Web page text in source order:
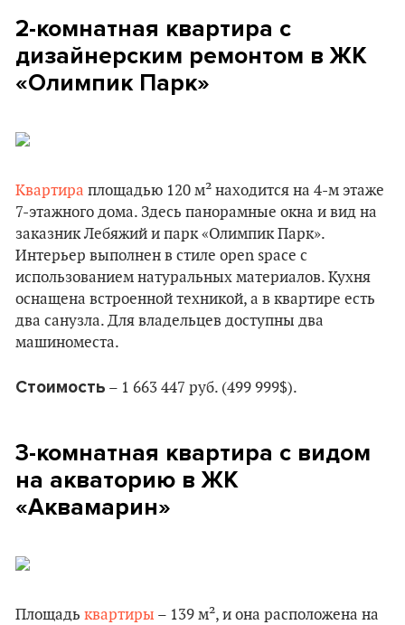
2-комнатная квартира с
дизайнерским ремонтом в ЖК
«Олимпик Парк»
Квартира площадью 120 м² находится на 4-м этаже
7-этажного дома. Здесь панорамные окна и вид на
заказник Лебяжий и парк «Олимпик Парк».
Интерьер выполнен в стиле open space с
использованием натуральных материалов. Кухня
оснащена встроенной техникой, а в квартире есть
два санузла. Для владельцев доступны два
машиноместа.
Стоимость – 1 663 447 руб. (499 999$).
3-комнатная квартира с видом
на акваторию в ЖК
«Аквамарин»
Площадь квартиры – 139 м², и она расположена на